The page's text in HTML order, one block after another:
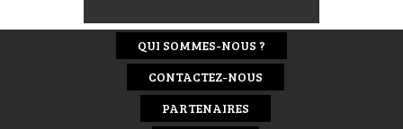
QUI SOMMES-NOUS ?
CONTACTEZ-NOUS
PARTENAIRES